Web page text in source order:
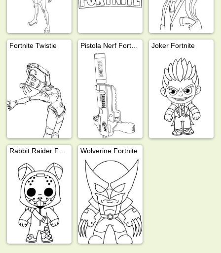
Fortnite Twistie Joker Fortnite
Wolverine Fortnite